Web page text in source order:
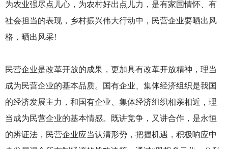
为农业强尽点儿心，为农村好出点儿力，是有家国情怀、有
社会担当的表现，乡村振兴伟大行动中，民营企业要晒出风
格，晒出风采!
民营企业是改革开放的成果，更加具有改革开放精神，理当
成为民营企业的基本品质。国有企业、集体经济组织是我国
的经济发展主力，和国有企业、集体经济组织相亲相近，理
当成为民营企业的基本情感。既讲竞争，又讲合作，是永恒
的辨证法，民营企业应当认清形势，把握机遇，积极响应中